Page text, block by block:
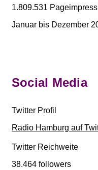
1.809.531
Januar bis Dezember
Social Media
Twitter Profil
Radio Hamburg auf
Twitter Reichweite
38.464 followers